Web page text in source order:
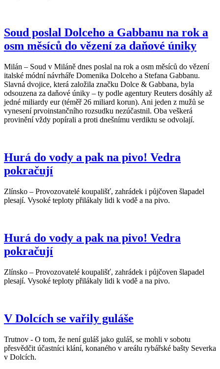
Soud poslal Dolceho a Gabbanu na rok a
osm měsíců do vězení za daňové úniky
Milán – Soud v Miláně dnes poslal na rok a osm měsíců do vězení
italské módní návrháře Domenika Dolceho a Stefana Gabbanu.
Slavná dvojice, která založila značku Dolce & Gabbana, byla
odsouzena za daňové úniky – ty podle agentury Reuters dosáhly až
jedné miliardy eur (téměř 26 miliard korun). Ani jeden z mužů se
vynesení prvoinstančního rozsudku nezúčastnil. Oba veškerá
provinění vždy popírali a proti dnešnímu verdiktu se odvolají.
Hurá do vody a pak na pivo! Vedra
pokračují
Zlínsko – Provozovatelé koupališť, zahrádek i půjčoven šlapadel
plesají. Vysoké teploty přilákaly lidi k vodě a na pivo.
Hurá do vody a pak na pivo! Vedra
pokračují
Zlínsko – Provozovatelé koupališť, zahrádek i půjčoven šlapadel
plesají. Vysoké teploty přilákaly lidi k vodě a na pivo.
V Dolcích se vařily guláše
Trutnov - O tom, že není guláš jako guláš, se mohli v sobotu
přesvědčit účastníci klání, konaného v areálu rybářské bašty Severka
v Dolcích.